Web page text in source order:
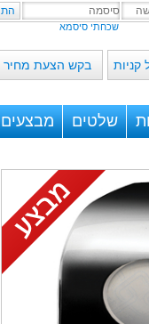
שכחתי סיסמא
בקש הצעת מחיר קניות
שלטים
מבצעים